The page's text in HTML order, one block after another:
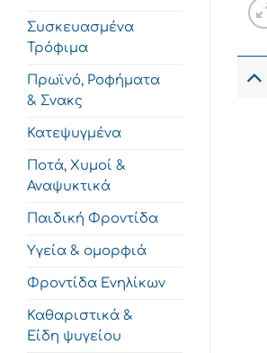
Συσκευασμένα
Τρόφιμα
Πρωϊνό, Ροφήματα
& Σνακς
Κατεψυγμένα
Ποτά, Χυμοί &
Αναψυκτικά
Παιδική Φροντίδα
Υγεία & ομορφιά
Φροντίδα Ενηλίκων
Καθαριστικά &
Είδη ψυγείου